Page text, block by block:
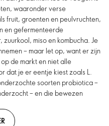
waaronder verse
fruit, groenten en peulvruchten,
en gefermenteerde
miso en kombucha. Je
– maar let op, want er zijn
de markt en niet alle
dat je er eentje kiest zoals L.
soorten probiotica –
– en die bewezen